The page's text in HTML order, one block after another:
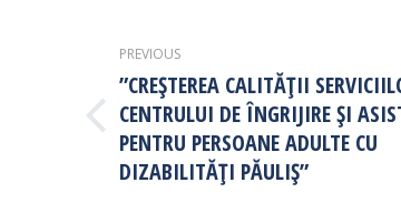
NAVIGATION
PREVIOUS
Previous
post:
”CREȘTEREA CALITĂȚII
CENTRULUI DE ÎNGRIJIRE ȘI
PENTRU PERSOANE ADULTE CU
DIZABILITĂȚI PĂULIȘ”